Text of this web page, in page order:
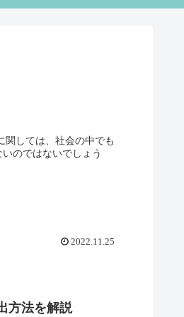
関しては、社会の中でも
のではないでしょう
2022.11.25
方法を解説